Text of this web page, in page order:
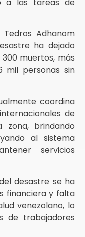
Adhanom
ha dejado
muertos, más
mil personas sin
coordina
de
brindando
al sistema
servicios
desastre se ha
financiera y falta
venezolano, lo
de trabajadores